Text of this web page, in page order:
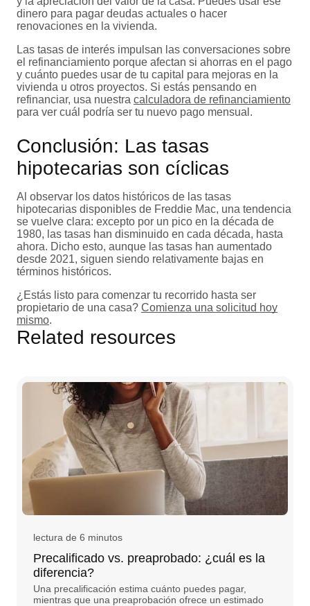
dinero para pagar deudas actuales o hacer
renovaciones en la vivienda.
Las tasas de interés impulsan las conversaciones sobre
el refinanciamiento porque afectan si ahorras en el pago
y cuánto puedes usar de tu capital para mejoras en la
vivienda u otros proyectos. Si estás pensando en
refinanciar, usa nuestra calculadora de refinanciamiento
para ver cuál podría ser tu nuevo pago mensual.
Conclusión: Las tasas
hipotecarias son cíclicas
Al observar los datos históricos de las tasas
hipotecarias disponibles de Freddie Mac, una tendencia
se vuelve clara: excepto por un pico en la década de
1980, las tasas han disminuido en cada década, hasta
ahora. Dicho esto, aunque las tasas han aumentado
desde 2021, siguen siendo relativamente bajas en
términos históricos.
¿Estás listo para comenzar tu recorrido hasta ser
propietario de una casa? Comienza una solicitud hoy
mismo.
Related resources
lectura de 6 minutos
Precalificado vs. preaprobado: ¿cuál es la
diferencia?
Una precalificación estima cuánto puedes pagar,
mientras que una preaprobación ofrece un estimado